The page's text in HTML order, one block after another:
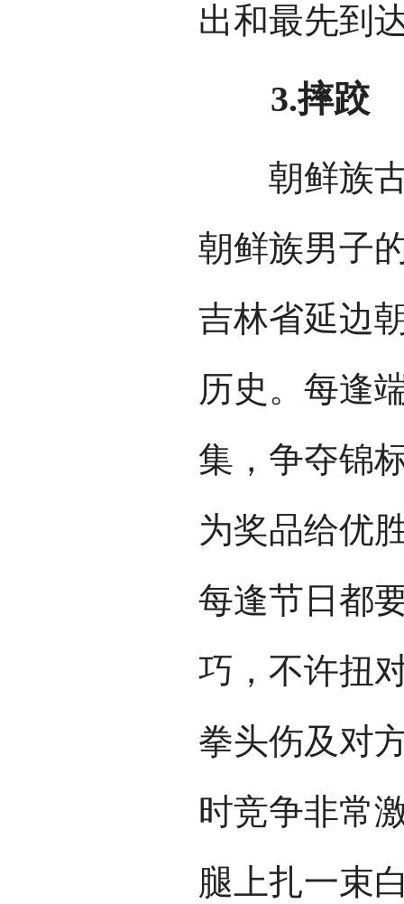
出和最先到
3.摔跤
朝鲜族古
朝鲜族男子
吉林省延边
历史。每逢
集，争夺锦
为奖品给优
每逢节日都
巧，不许扭
拳头伤及对
时竞争非常
腿上扎一束